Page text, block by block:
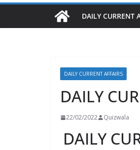
DAILY CURRENT
DAILY CURRENT AFFAIRS
DAILY
22/02/2022 Quizwala
DAILY